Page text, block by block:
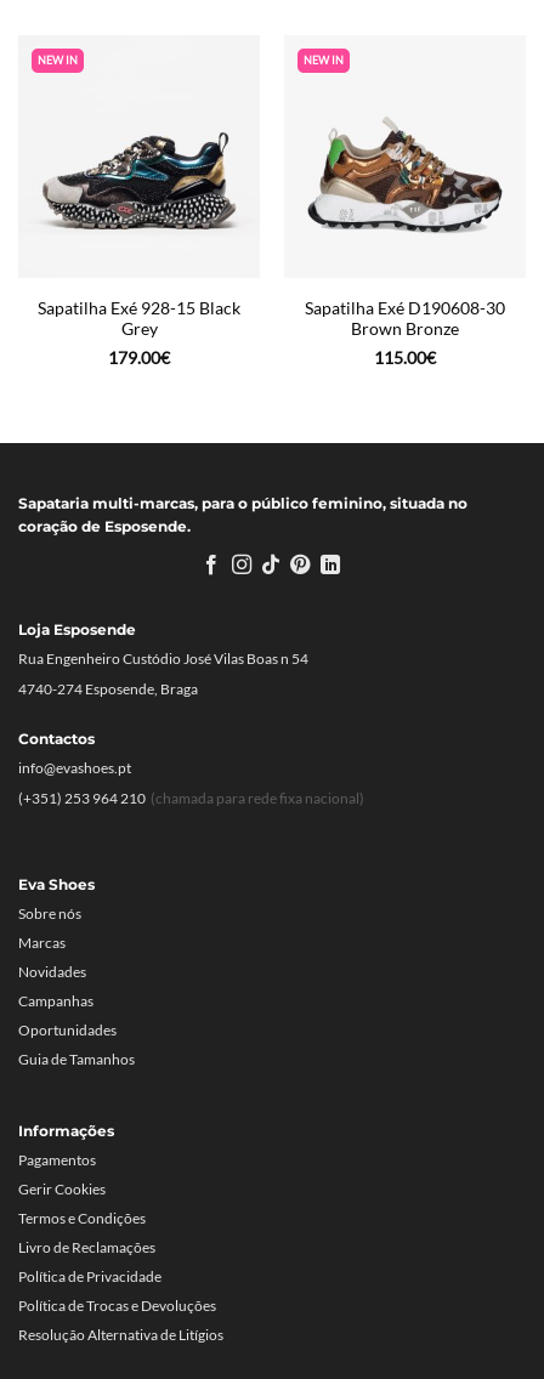
NEW IN
Sapatilha Exé 928-15 Black
Grey
179.00€
NEW IN
Sapatilha Exé D190608-30
Brown Bronze
115.00€
Sapataria multi-marcas, para o público feminino, situada no
coração de Esposende.
Eva Shoes
Sobre nós
Marcas
Novidades
Campanhas
Oportunidades
Guia de Tamanhos
Informações
Pagamentos
Gerir Cookies
Termos e Condições
Livro de Reclamações
Política de Privacidade
Política de Trocas e Devoluções
Resolução Alternativa de Litígios
Loja Esposende
Rua Engenheiro Custódio José Vilas Boas n 54
4740-274 Esposende, Braga
Contactos
info@evashoes.pt
(+351) 253 964 210 (chamada para rede fixa nacional)